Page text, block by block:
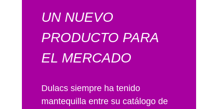
UN NUEVO
PRODUCTO PARA
EL MERCADO
Dulacs siempre ha tenido
mantequilla entre su catálogo de